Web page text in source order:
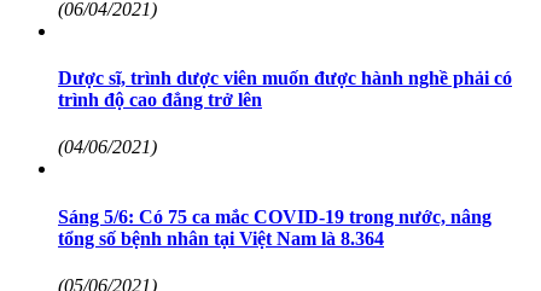
(06/04/2021)
Dược sĩ, trình dược viên muốn được hành nghề phải có
trình độ cao đẳng trở lên
(04/06/2021)
Sáng 5/6: Có 75 ca mắc COVID-19 trong nước, nâng
tổng số bệnh nhân tại Việt Nam là 8.364
(05/06/2021)